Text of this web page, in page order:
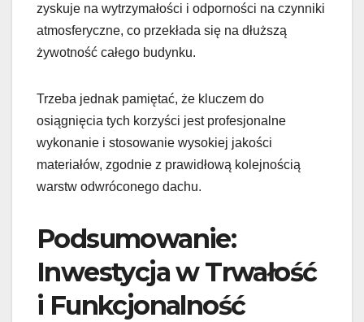
zyskuje na wytrzymałości i odporności na czynniki
atmosferyczne, co przekłada się na dłuższą
żywotność całego budynku.
Trzeba jednak pamiętać, że kluczem do
osiągnięcia tych korzyści jest profesjonalne
wykonanie i stosowanie wysokiej jakości
materiałów, zgodnie z prawidłową kolejnością
warstw odwróconego dachu.
Podsumowanie:
Inwestycja w Trwałość
i Funkcjonalność